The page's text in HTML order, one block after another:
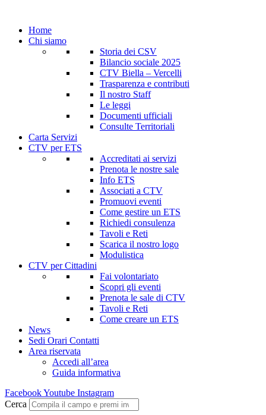
Home
Chi siamo
Storia dei CSV
Bilancio sociale 2025
CTV Biella – Vercelli
Trasparenza e contributi
Il nostro Staff
Le leggi
Documenti ufficiali
Consulte Territoriali
Carta Servizi
CTV per ETS
Accreditati ai servizi
Prenota le nostre sale
Info ETS
Associati a CTV
Promuovi eventi
Come gestire un ETS
Richiedi consulenza
Tavoli e Reti
Scarica il nostro logo
Modulistica
CTV per Cittadini
Fai volontariato
Scopri gli eventi
Prenota le sale di CTV
Tavoli e Reti
Come creare un ETS
News
Sedi Orari Contatti
Area riservata
Accedi all’area
Guida informativa
FacebookYoutube Instagram
Cerca